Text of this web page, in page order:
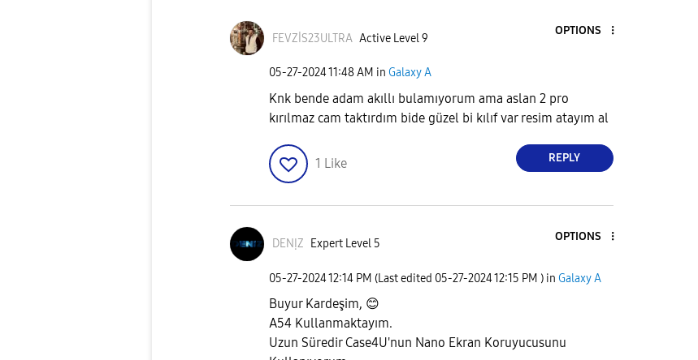
FEVZİS23ULTRA Active Level 9
OPTIONS
‎05-27-202411:48 AM in Galaxy A
Knk bende adam akıllı bulamıyorum ama aslan 2 pro
kırılmaz cam taktırdım bide güzel bi kılıf var resim atayım al
1 Like REPLY
DENỊZ Expert Level 5
OPTIONS
‎05-27-202412:14 PM (Last edited ‎05-27-202412:15 PM ) in Galaxy A
Buyur Kardeşim, 😊
A54 Kullanmaktayım.
Uzun Süredir Case4U'nun Nano Ekran Koruyucusunu